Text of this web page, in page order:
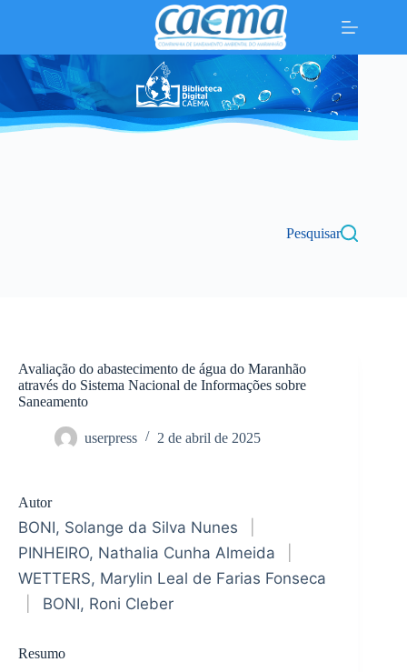
conteúdo
Pesquisar
Avaliação do abastecimento de água do Maranhão
através do Sistema Nacional de Informações sobre
Saneamento
userpress 2 de abril de 2025
Autor
BONI, Solange da Silva Nunes
PINHEIRO, Nathalia Cunha Almeida
WETTERS, Marylin Leal de Farias Fonseca
BONI, Roni Cleber
Resumo